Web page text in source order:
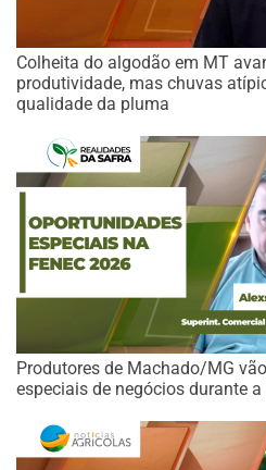
Colheita do algodão em MT
produtividade, mas chuvas
qualidade da pluma
Produtores de Machado/MG
especiais de negócios durante